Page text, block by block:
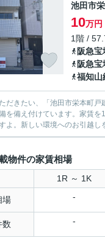
池田市
10万円
1階 /
阪急
阪急
福知山
だきたい、「池田市栄本町
を備え付けています。家賃
よ。新しい環境へのお引越
物件の家賃相場
1R ～ 1K
場 -
数 -